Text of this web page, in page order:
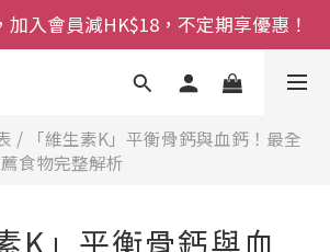
加入會員減HK$18，不定期享優惠！
/
「維生素K」平衡骨鈣與血鈣！最全
食物完整解析
K」平衡骨鈣與血